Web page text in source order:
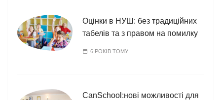
Оцінки в НУШ: без традиційних
табелів та з правом на помилку
6 РОКІВ ТОМУ
CanSchool:нові можливості для